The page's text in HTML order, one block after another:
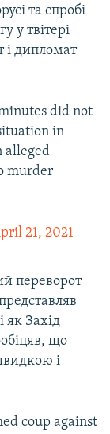
та спробі
у твітері
і дипломат
did not
in
alleged
murder
21, 2021
переворот
як Захід
що
і
coup against